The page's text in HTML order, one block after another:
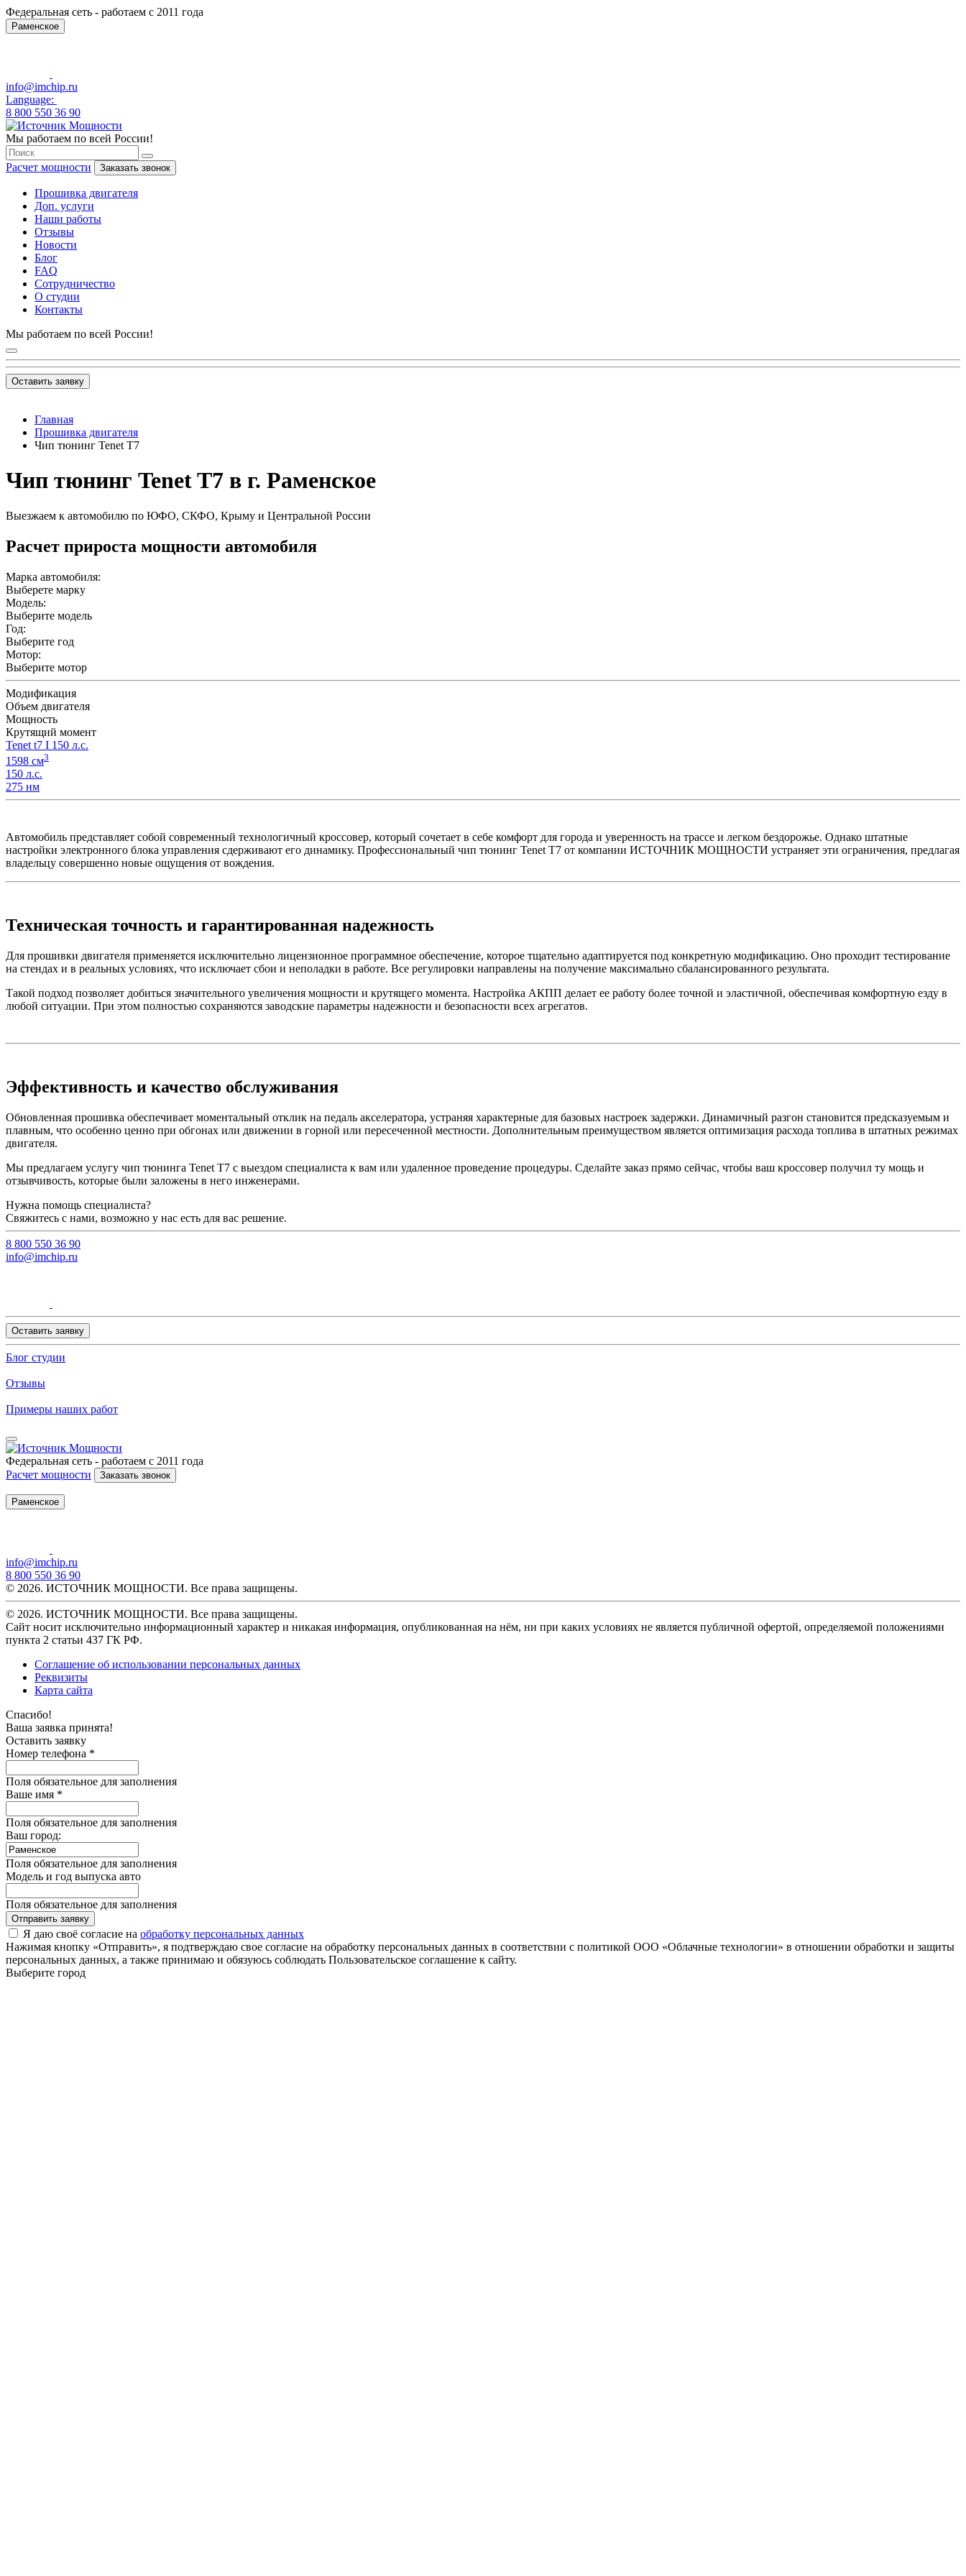
Федеральная сеть - работаем с 2011 года
Раменское
info@imchip.ru
Language:
8 800 550 36 90
Мы работаем по всей России!
Расчет мощности Заказать звонок
Прошивка двигателя
Доп. услуги
Наши работы
Отзывы
Новости
Блог
FAQ
Сотрудничество
О студии
Контакты
Мы работаем по всей России!
Оставить заявку
Главная
Прошивка двигателя
Чип тюнинг Tenet T7
Чип тюнинг Tenet T7 в г. Раменское
Выезжаем к автомобилю по ЮФО, СКФО, Крыму и Центральной России
Расчет прироста мощности автомобиля
Марка автомобиля:
Выберете марку
Модель:
Выберите модель
Год:
Выберите год
Мотор:
Выберите мотор
Модификация
Объем двигателя
Мощность
Крутящий момент
Tenet t7 I 150 л.с.
1598 см3
150 л.с.
275 нм
Автомобиль представляет собой современный технологичный кроссовер, который сочетает в себе комфорт для города и уверенность на трассе и легком бездорожье. Однако штатные
настройки электронного блока управления сдерживают его динамику. Профессиональный чип тюнинг Tenet T7 от компании ИСТОЧНИК МОЩНОСТИ устраняет эти ограничения, предлагая
владельцу совершенно новые ощущения от вождения.
Техническая точность и гарантированная надежность
Для прошивки двигателя применяется исключительно лицензионное программное обеспечение, которое тщательно адаптируется под конкретную модификацию. Оно проходит тестирование
на стендах и в реальных условиях, что исключает сбои и неполадки в работе. Все регулировки направлены на получение максимально сбалансированного результата.
Такой подход позволяет добиться значительного увеличения мощности и крутящего момента. Настройка АКПП делает ее работу более точной и эластичной, обеспечивая комфортную езду в
любой ситуации. При этом полностью сохраняются заводские параметры надежности и безопасности всех агрегатов.
Эффективность и качество обслуживания
Обновленная прошивка обеспечивает моментальный отклик на педаль акселератора, устраняя характерные для базовых настроек задержки. Динамичный разгон становится предсказуемым и
плавным, что особенно ценно при обгонах или движении в горной или пересеченной местности. Дополнительным преимуществом является оптимизация расхода топлива в штатных режимах
двигателя.
Мы предлагаем услугу чип тюнинга Tenet T7 с выездом специалиста к вам или удаленное проведение процедуры. Сделайте заказ прямо сейчас, чтобы ваш кроссовер получил ту мощь и
отзывчивость, которые были заложены в него инженерами.
Нужна помощь специалиста?
Свяжитесь с нами, возможно у нас есть для вас решение.
8 800 550 36 90
info@imchip.ru
Оставить заявку
Блог студии
Отзывы
Примеры наших работ
Федеральная сеть - работаем с 2011 года
Расчет мощности
Заказать звонок
Раменское
info@imchip.ru
8 800 550 36 90
© 2026. ИСТОЧНИК МОЩНОСТИ. Все права защищены.
© 2026. ИСТОЧНИК МОЩНОСТИ. Все права защищены.
Сайт носит исключительно информационный характер и никакая информация, опубликованная на нём, ни при каких условиях не является публичной офертой, определяемой положениями
пункта 2 статьи 437 ГК РФ.
Соглашение об использовании персональных данных
Реквизиты
Карта сайта
Спасибо!
Ваша заявка принята!
Оставить заявку
Номер телефона *
Поля обязательное для заполнения
Ваше имя *
Поля обязательное для заполнения
Ваш город:
Поля обязательное для заполнения
Модель и год выпуска авто
Поля обязательное для заполнения
Отправить заявку
Я даю своё согласие на обработку персональных данных
Нажимая кнопку «Отправить», я подтверждаю свое согласие на обработку персональных данных в соответствии с политикой ООО «Облачные технологии» в отношении обработки и защиты
персональных данных, а также принимаю и обязуюсь соблюдать Пользовательское соглашение к сайту.
Выберите город